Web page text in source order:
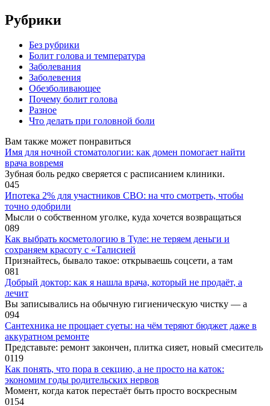
Рубрики
Без рубрики
Болит голова и температура
Заболевания
Заболевения
Обезболивающее
Почему болит голова
Разное
Что делать при головной боли
Вам также может понравиться
Имя для ночной стоматологии: как домен помогает найти
врача вовремя
Зубная боль редко сверяется с расписанием клиники.
045
Ипотека 2% для участников СВО: на что смотреть, чтобы
точно одобрили
Мысли о собственном уголке, куда хочется возвращаться
089
Как выбрать косметологию в Туле: не теряем деньги и
сохраняем красоту с «Талисией
Признайтесь, бывало такое: открываешь соцсети, а там
081
Добрый доктор: как я нашла врача, который не продаёт, а
лечит
Вы записывались на обычную гигиеническую чистку — а
094
Сантехника не прощает суеты: на чём теряют бюджет даже в
аккуратном ремонте
Представьте: ремонт закончен, плитка сияет, новый смеситель
0119
Как понять, что пора в секцию, а не просто на каток:
экономим годы родительских нервов
Момент, когда каток перестаёт быть просто воскресным
0154